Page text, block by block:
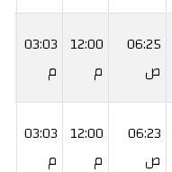
06:25
ص
12:00
م
03:03
م
06:23
ص
12:00
م
03:03
م